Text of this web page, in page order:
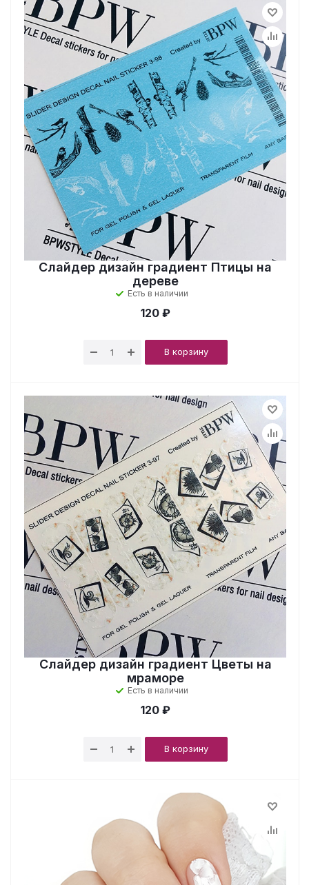
Слайдер дизайн градиент Птицы на
дереве
Есть в наличии
120 ₽
В корзину
Слайдер дизайн градиент Цветы на
мраморе
Есть в наличии
120 ₽
В корзину